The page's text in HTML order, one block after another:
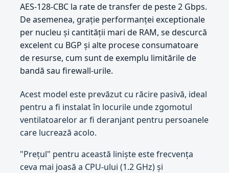
AES-128-CBC la rate de transfer de peste 2 Gbps.
De asemenea, grație performanței exceptionale
per nucleu și cantității mari de RAM, se descurcă
excelent cu BGP și alte procese consumatoare
de resurse, cum sunt de exemplu limitările de
bandă sau firewall-urile.
Acest model este prevăzut cu răcire pasivă, ideal
pentru a fi instalat în locurile unde zgomotul
ventilatoarelor ar fi deranjant pentru persoanele
care lucrează acolo.
"Prețul" pentru această liniște este frecvența
ceva mai joasă a CPU-ului (1.2 GHz) și